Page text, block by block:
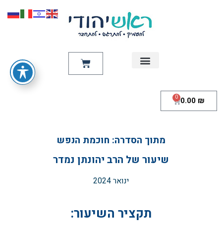
0.00 ₪
0
מתוך הסדרה: חוכמת הנפש
שיעור של הרב יהונתן נמדר
ינואר 2024
תקציר השיעור: